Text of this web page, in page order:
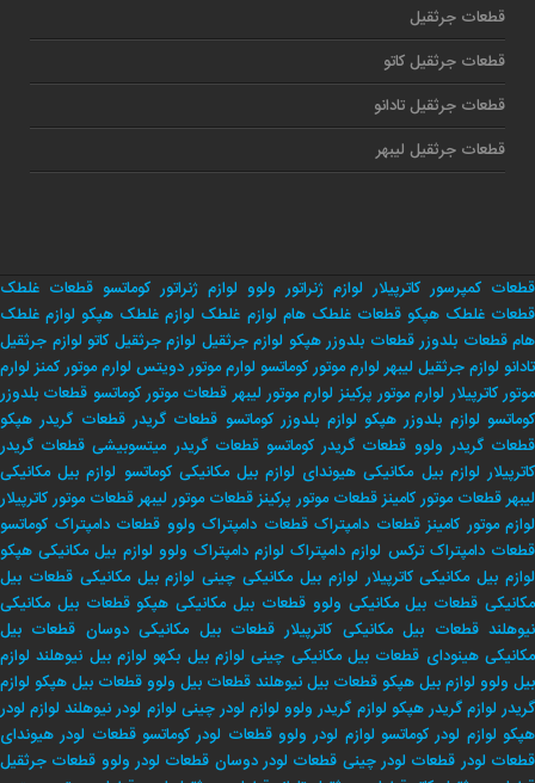
قطعات جرثقیل
قطعات جرثقیل کاتو
قطعات جرثقیل تادانو
قطعات جرثقیل لیبهر
قطعات کمپرسور کاترپیلار لوازم ژنراتور ولوو لوازم ژنراتور کوماتسو قطعات غلطک
قطعات غلطک هپکو قطعات غلطک هام لوازم غلطک لوازم غلطک هپکو لوازم غلطک
هام قطعات بلدوزر قطعات بلدوزر هپکو لوازم جرثقیل لوازم جرثقیل کاتو لوازم جرثقیل
تادانو لوازم جرثقیل لیبهر لوارم موتور کوماتسو لوارم موتور دویتس لوارم موتور کمنز لوارم
موتور کاترپیلار لوارم موتور پرکینز لوارم موتور لیبهر قطعات موتور کوماتسو قطعات بلدوزر
کوماتسو لوازم بلدوزر هپکو لوازم بلدوزر کوماتسو قطعات گریدر قطعات گریدر هپکو
قطعات گریدر ولوو قطعات گریدر کوماتسو قطعات گریدر میتسوبیشی قطعات گریدر
کاترپیلار لوازم بیل مکانیکی هیوندای لوازم بیل مکانیکی کوماتسو لوازم بیل مکانیکی
لیبهرقطعات موتور کامینزقطعات موتور پرکینزقطعات موتور لیبهرقطعات موتور کاترپیلار
لوازم موتور کامینز قطعات دامپتراک قطعات دامپتراک ولوو قطعات دامپتراک کوماتسو
قطعات دامپتراک ترکس لوازم دامپتراک لوازم دامپتراک ولوو لوازم بیل مکانیکی هپکو
لوازم بیل مکانیکی کاترپیلار لوازم بیل مکانیکی چینی لوازم بیل مکانیکی قطعات بیل
مکانیکی قطعات بیل مکانیکی ولوو قطعات بیل مکانیکی هپکو قطعات بیل مکانیکی
نیوهلند قطعات بیل مکانیکی کاترپیلار قطعات بیل مکانیکی دوسان قطعات بیل
مکانیکی هینودای قطعات بیل مکانیکی چینی لوازم بیل بکهو لوازم بیل نیوهلند لوازم
بیل ولوو لوازم بیل هپکوقطعات بیل نیوهلندقطعات بیل ولووقطعات بیل هپکو لوازم
گریدر لوازم گریدر هپکو لوازم گریدر ولوو لوازم لودر چینی لوازم لودر نیوهلند لوازم لودر
هپکو لوازم لودر کوماتسو لوازم لودر ولوو قطعات لودر کوماتسو قطعات لودر هیوندای
قطعات لودر قطعات لودر چینی قطعات لودر دوسان قطعات لودر ولوو قطعات جرثقیل